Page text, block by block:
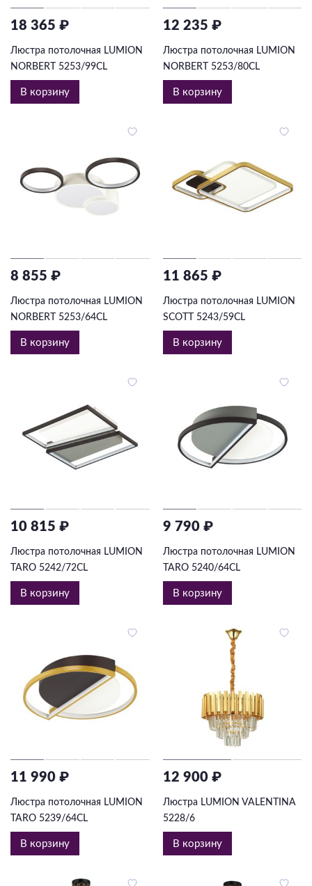
18 365 ₽
Люстра потолочная LUMION
NORBERT 5253/99CL
В корзину
12 235 ₽
Люстра потолочная LUMION
NORBERT 5253/80CL
В корзину
8 855 ₽
Люстра потолочная LUMION
NORBERT 5253/64CL
В корзину
11 865 ₽
Люстра потолочная LUMION
SCOTT 5243/59CL
В корзину
10 815 ₽
Люстра потолочная LUMION
TARO 5242/72CL
В корзину
9 790 ₽
Люстра потолочная LUMION
TARO 5240/64CL
В корзину
11 990 ₽
Люстра потолочная LUMION
TARO 5239/64CL
В корзину
12 900 ₽
Люстра LUMION VALENTINA
5228/6
В корзину